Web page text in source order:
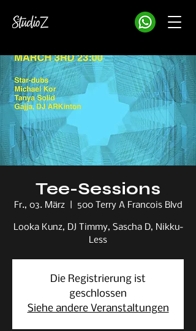
Tee-Sessions
Fr., 03. März
  |
500 Terry A Francois Blvd
Looka Kunz, DJ Timmy, Sascha D, Nikku-
Less
Die Registrierung ist
geschlossen
Siehe andere Veranstaltungen